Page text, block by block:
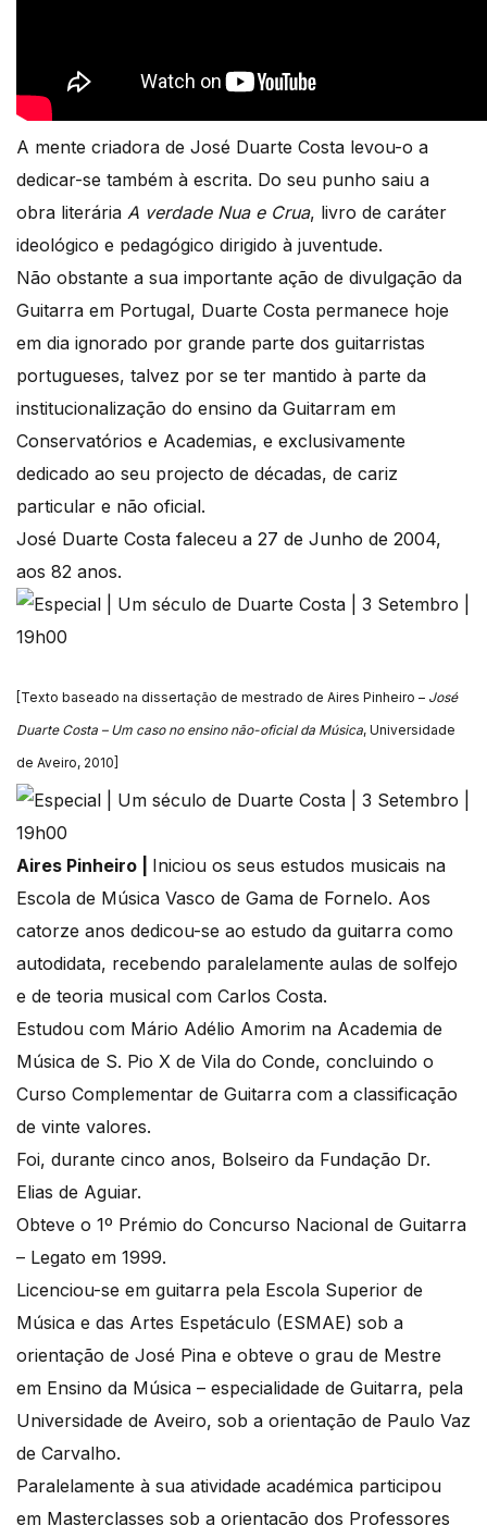
A mente criadora de José Duarte Costa levou-o a
dedicar-se também à escrita. Do seu punho saiu a
obra literária A verdade Nua e Crua, livro de caráter
ideológico e pedagógico dirigido à juventude.
Não obstante a sua importante ação de divulgação da
Guitarra em Portugal, Duarte Costa permanece hoje
em dia ignorado por grande parte dos guitarristas
portugueses, talvez por se ter mantido à parte da
institucionalização do ensino da Guitarram em
Conservatórios e Academias, e exclusivamente
dedicado ao seu projecto de décadas, de cariz
particular e não oficial.
José Duarte Costa faleceu a 27 de Junho de 2004,
aos 82 anos.
[Texto baseado na dissertação de mestrado de Aires Pinheiro – José
Duarte Costa – Um caso no ensino não-oficial da Música, Universidade
de Aveiro, 2010]
Aires Pinheiro | Iniciou os seus estudos musicais na
Escola de Música Vasco de Gama de Fornelo. Aos
catorze anos dedicou-se ao estudo da guitarra como
autodidata, recebendo paralelamente aulas de solfejo
e de teoria musical com Carlos Costa.
Estudou com Mário Adélio Amorim na Academia de
Música de S. Pio X de Vila do Conde, concluindo o
Curso Complementar de Guitarra com a classificação
de vinte valores.
Foi, durante cinco anos, Bolseiro da Fundação Dr.
Elias de Aguiar.
Obteve o 1º Prémio do Concurso Nacional de Guitarra
– Legato em 1999.
Licenciou-se em guitarra pela Escola Superior de
Música e das Artes Espetáculo (ESMAE) sob a
orientação de José Pina e obteve o grau de Mestre
em Ensino da Música – especialidade de Guitarra, pela
Universidade de Aveiro, sob a orientação de Paulo Vaz
de Carvalho.
Paralelamente à sua atividade académica participou
em Masterclasses sob a orientação dos Professores